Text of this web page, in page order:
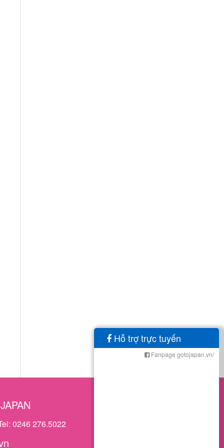
0246 276.5022
Hỗ trợ trực tuyến
Fanpage gotojapan.vn/